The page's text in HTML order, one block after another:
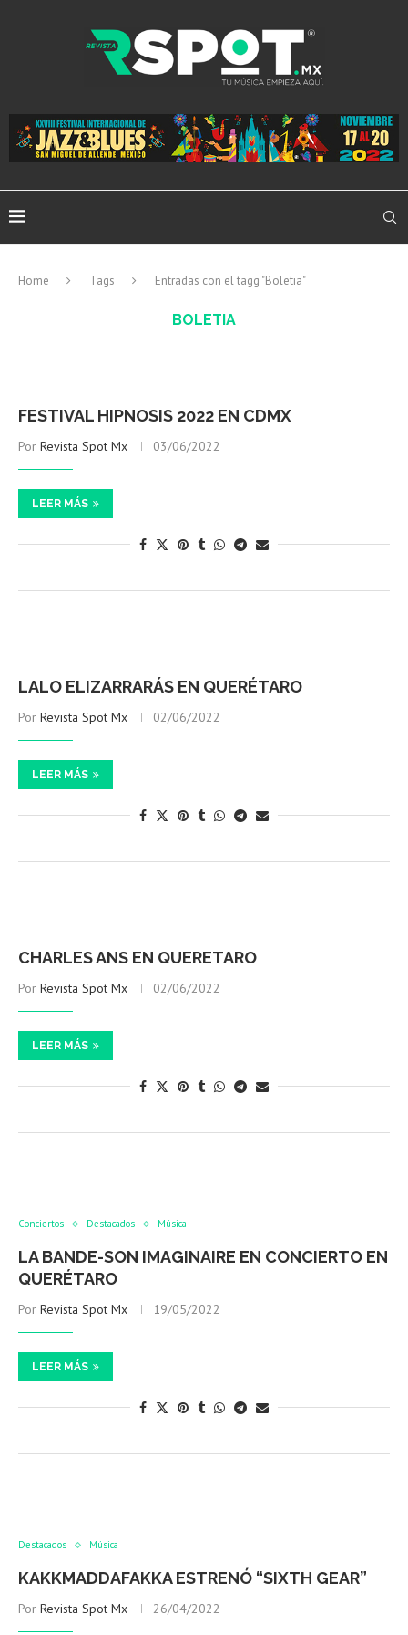
Home Tags Entradas con el tagg "Boletia"
BOLETIA
FESTIVAL HIPNOSIS 2022 EN CDMX
Por Revista Spot Mx 03/06/2022
LEER MÁS
LALO ELIZARRARÁS EN QUERÉTARO
Por Revista Spot Mx 02/06/2022
LEER MÁS
CHARLES ANS EN QUERETARO
Por Revista Spot Mx 02/06/2022
LEER MÁS
Conciertos Destacados Música
LA BANDE-SON IMAGINAIRE EN CONCIERTO EN
QUERÉTARO
Por Revista Spot Mx 19/05/2022
LEER MÁS
Destacados Música
KAKKMADDAFAKKA ESTRENÓ “SIXTH GEAR”
Por Revista Spot Mx 26/04/2022